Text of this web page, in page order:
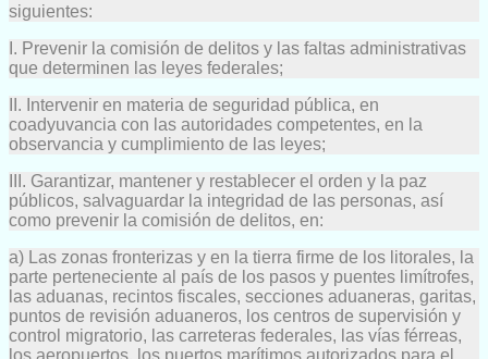
siguientes:
I. Prevenir la comisión de delitos y las faltas administrativas
que determinen las leyes federales;
II. Intervenir en materia de seguridad pública, en
coadyuvancia con las autoridades competentes, en la
observancia y cumplimiento de las leyes;
III. Garantizar, mantener y restablecer el orden y la paz
públicos, salvaguardar la integridad de las personas, así
como prevenir la comisión de delitos, en:
a) Las zonas fronterizas y en la tierra firme de los litorales, la
parte perteneciente al país de los pasos y puentes limítrofes,
las aduanas, recintos fiscales, secciones aduaneras, garitas,
puntos de revisión aduaneros, los centros de supervisión y
control migratorio, las carreteras federales, las vías férreas,
los aeropuertos, los puertos marítimos autorizados para el